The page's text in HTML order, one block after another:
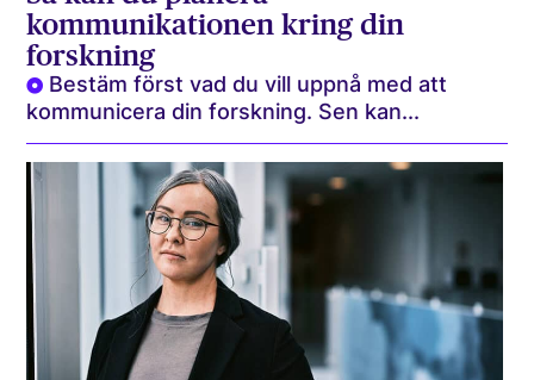
kommunikationen kring din
forskning
Bestäm först vad du vill uppnå med att
kommunicera din forskning. Sen kan...